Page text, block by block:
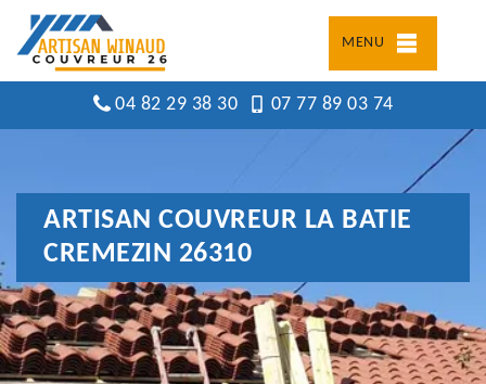
MENU
04 82 29 38 30 07 77 89 03 74
ARTISAN COUVREUR LA BATIE
CREMEZIN 26310